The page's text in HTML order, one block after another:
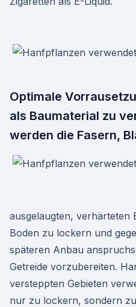
Optimale
als Baumaterial zu
werden die Fasern,
ausgelaugten, verhärteten
Boden zu lockern und
späteren Anbau
Getreide vorzubereiten.
versteppten Gebieten
nur zu lockern, sondern